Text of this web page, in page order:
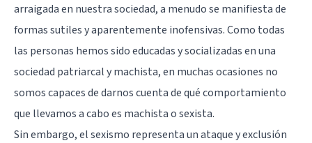
arraigada en nuestra sociedad, a menudo se manifiesta de
formas sutiles y aparentemente inofensivas. Como todas
las personas hemos sido educadas y socializadas en una
sociedad patriarcal y machista, en muchas ocasiones no
somos capaces de darnos cuenta de qué comportamiento
que llevamos a cabo es machista o sexista.
Sin embargo, el sexismo representa un ataque y exclusión